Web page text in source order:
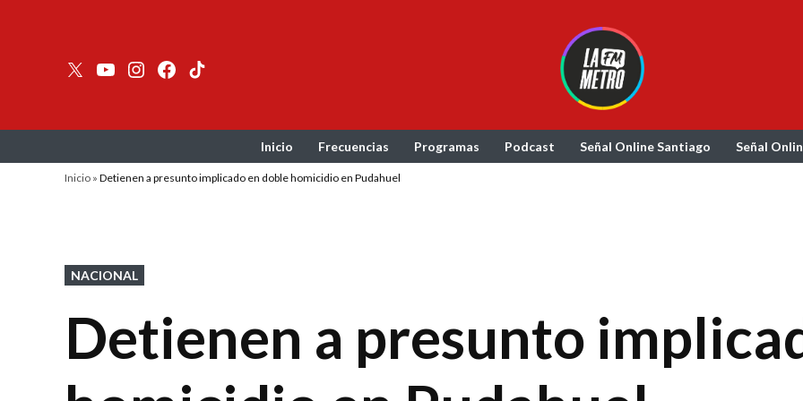
TwitterYouTube
Instagram
facebook
TikTok
Inicio Frecuencias Programas Podcast Señal Online Santiago Señal
Inicio » Detienen a presunto implicado en doble homicidio en Pudahuel
POSTED
IN
NACIONAL
Detienen a presunto